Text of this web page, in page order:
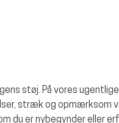
støj. På vores
stræk og opmærksom
du er nybegynder eller